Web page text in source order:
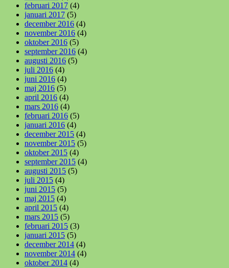
februari 2017 (4)
januari 2017 (5)
december 2016 (4)
november 2016 (4)
oktober 2016 (5)
september 2016 (4)
augusti 2016 (5)
juli 2016 (4)
juni 2016 (4)
maj 2016 (5)
april 2016 (4)
mars 2016 (4)
februari 2016 (5)
januari 2016 (4)
december 2015 (4)
november 2015 (5)
oktober 2015 (4)
september 2015 (4)
augusti 2015 (5)
juli 2015 (4)
juni 2015 (5)
maj 2015 (4)
april 2015 (4)
mars 2015 (5)
februari 2015 (3)
januari 2015 (5)
december 2014 (4)
november 2014 (4)
oktober 2014 (4)